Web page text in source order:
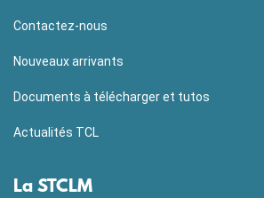
Contactez-nous
Nouveaux arrivants
Documents à télécharger et tutos
Actualités TCL
La STCLM